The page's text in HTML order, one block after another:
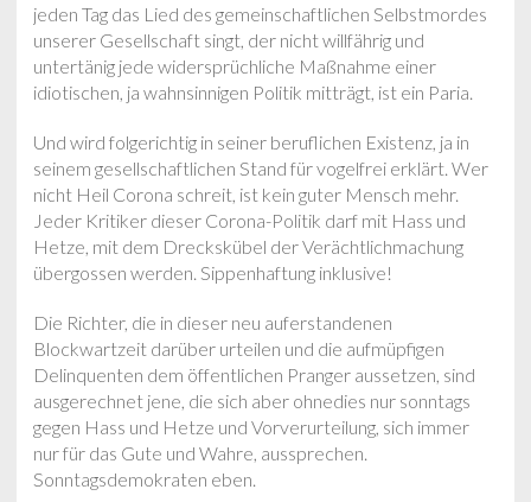
jeden Tag das Lied des gemeinschaftlichen Selbstmordes
unserer Gesellschaft singt, der nicht willfährig und
untertänig jede widersprüchliche Maßnahme einer
idiotischen, ja wahnsinnigen Politik mitträgt, ist ein Paria.
Und wird folgerichtig in seiner beruflichen Existenz, ja in
seinem gesellschaftlichen Stand für vogelfrei erklärt. Wer
nicht Heil Corona schreit, ist kein guter Mensch mehr.
Jeder Kritiker dieser Corona-Politik darf mit Hass und
Hetze, mit dem Dreckskübel der Verächtlichmachung
übergossen werden. Sippenhaftung inklusive!
Die Richter, die in dieser neu auferstandenen
Blockwartzeit darüber urteilen und die aufmüpfigen
Delinquenten dem öffentlichen Pranger aussetzen, sind
ausgerechnet jene, die sich aber ohnedies nur sonntags
gegen Hass und Hetze und Vorverurteilung, sich immer
nur für das Gute und Wahre, aussprechen.
Sonntagsdemokraten eben.